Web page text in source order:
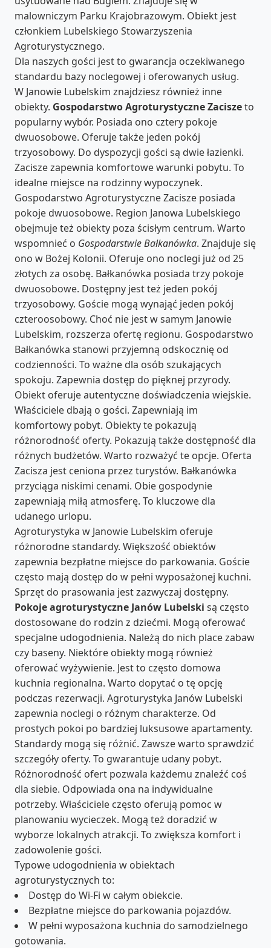
malowniczym Parku Krajobrazowym. Obiekt jest
członkiem Lubelskiego Stowarzyszenia
Agroturystycznego.
Dla naszych gości jest to gwarancja oczekiwanego
standardu bazy noclegowej i oferowanych usług.
W Janowie Lubelskim znajdziesz również inne
obiekty. Gospodarstwo Agroturystyczne Zaciszeto
popularny wybór. Posiada ono cztery pokoje
dwuosobowe. Oferuje także jeden pokój
trzyosobowy. Do dyspozycji gości są dwie łazienki.
Zacisze zapewnia komfortowe warunki pobytu. To
idealne miejsce na rodzinny wypoczynek.
Gospodarstwo Agroturystyczne Zacisze posiada
pokoje dwuosobowe. Region Janowa Lubelskiego
obejmuje też obiekty poza ścisłym centrum. Warto
wspomnieć o Gospodarstwie Bałkanówka. Znajduje się
ono w Bożej Kolonii. Oferuje ono noclegi już od 25
złotych za osobę. Bałkanówka posiada trzy pokoje
dwuosobowe. Dostępny jest też jeden pokój
trzyosobowy. Goście mogą wynająć jeden pokój
czteroosobowy. Choć nie jest w samym Janowie
Lubelskim, rozszerza ofertę regionu. Gospodarstwo
Bałkanówka stanowi przyjemną odskocznię od
codzienności. To ważne dla osób szukających
spokoju. Zapewnia dostęp do pięknej przyrody.
Obiekt oferuje autentyczne doświadczenia wiejskie.
Właściciele dbają o gości. Zapewniają im
komfortowy pobyt. Obiekty te pokazują
różnorodność oferty. Pokazują także dostępność dla
różnych budżetów. Warto rozważyć te opcje. Oferta
Zacisza jest ceniona przez turystów. Bałkanówka
przyciąga niskimi cenami. Obie gospodynie
zapewniają miłą atmosferę. To kluczowe dla
udanego urlopu.
Agroturystyka w Janowie Lubelskim oferuje
różnorodne standardy. Większość obiektów
zapewnia bezpłatne miejsce do parkowania. Goście
często mają dostęp do w pełni wyposażonej kuchni.
Sprzęt do prasowania jest zazwyczaj dostępny.
Pokoje agroturystyczne Janów Lubelski są często
dostosowane do rodzin z dziećmi. Mogą oferować
specjalne udogodnienia. Należą do nich place zabaw
czy baseny. Niektóre obiekty mogą również
oferować wyżywienie. Jest to często domowa
kuchnia regionalna. Warto dopytać o tę opcję
podczas rezerwacji. Agroturystyka Janów Lubelski
zapewnia noclegi o różnym charakterze. Od
prostych pokoi po bardziej luksusowe apartamenty.
Standardy mogą się różnić. Zawsze warto sprawdzić
szczegóły oferty. To gwarantuje udany pobyt.
Różnorodność ofert pozwala każdemu znaleźć coś
dla siebie. Odpowiada ona na indywidualne
potrzeby. Właściciele często oferują pomoc w
planowaniu wycieczek. Mogą też doradzić w
wyborze lokalnych atrakcji. To zwiększa komfort i
zadowolenie gości.
Typowe udogodnienia w obiektach
agroturystycznych to:
Dostęp do Wi-Fi w całym obiekcie.
Bezpłatne miejsce do parkowania pojazdów.
W pełni wyposażona kuchnia do samodzielnego
gotowania.